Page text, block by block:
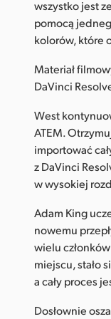
wszystko jest
pomocą
kolorów, które
Materiał
DaVinci
West
ATEM.
importować
z DaVinci
w wysokiej
Adam King
nowemu
wielu
miejscu, stało
a cały proces
Dosłownie